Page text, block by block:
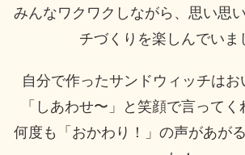
みんなワクワクしながら、思い思
チづくりを楽しんでいま
自分で作ったサンドウィッチはお
「しあわせ〜」と笑顔で言ってく
何度も「おかわり！」の声があが